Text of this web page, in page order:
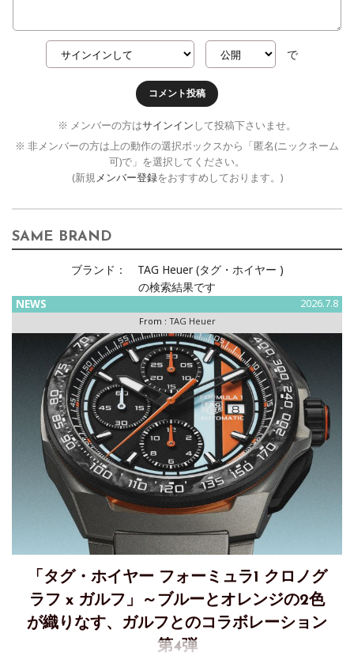
で
コメント投稿
※ メンバーの方はサインイン して投稿下さいませ。
※ 非メンバーの方は上の動作の選択ボックスから「匿名(ニックネーム
可)で」を選択してください。
(新規メンバー登録をおすすめしております。)
SAME BRAND
ブランド：
TAG Heuer (タグ・ホイヤー )
の検索結果です
NEWS 2026.7.8
From : TAG Heuer
「タグ・ホイヤー フォーミュラ1 クロノグ
ラフ x ガルフ」～ブルーとオレンジの2色
が織りなす、ガルフとのコラボレーション
第4弾